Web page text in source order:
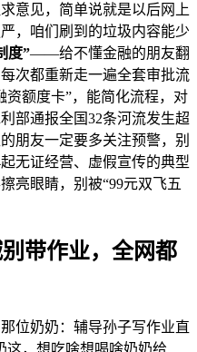
意见，简单说就是以后网上
，咱们刷到的垃圾内容能少
度”——给不懂金融的朋友翻
次都重新走一遍全套审批流
资额度卡”，能简化流程，对
部通报全国32条河流发生超
朋友一定要多关注预警，别
无证经营、虚假宣传的典型
亮眼睛，别被“99元双飞五
带作业，全网都
位奶奶：辅导孙子写作业直